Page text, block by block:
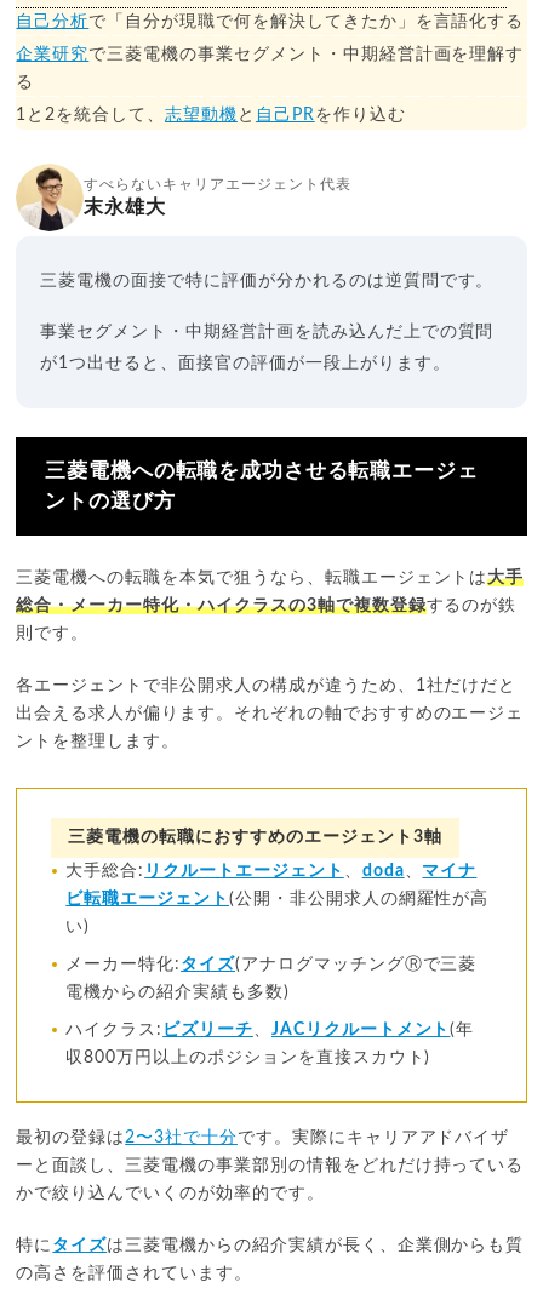
自己分析で「自分が現職で何を解決してきたか」を言語化する
企業研究で三菱電機の事業セグメント・中期経営計画を理解す
る
1と2を統合して、志望動機 と 自己PRを作り込む
すべらないキャリアエージェント代表
末永雄大
三菱電機の面接で特に評価が分かれるのは逆質問です。
事業セグメント・中期経営計画を読み込んだ上での質問
が1つ出せると、面接官の評価が一段上がります。
三菱電機への転職を成功させる転職エージェ
ントの選び方
三菱電機への転職を本気で狙うなら、転職エージェントは大手
総合・メーカー特化・ハイクラスの3軸で複数登録するのが鉄
則です。
各エージェントで非公開求人の構成が違うため、1社だけだと
出会える求人が偏ります。それぞれの軸でおすすめのエージェ
ントを整理します。
三菱電機の転職におすすめのエージェント3軸
大手総合: リクルートエージェント 、 doda、 マイナ
ビ転職エージェント (公開・非公開求人の網羅性が高
い)
メーカー特化: タイズ(アナログマッチングⓇで三菱
電機からの紹介実績も多数)
ハイクラス: ビズリーチ、 JACリクルートメント(年
収800万円以上のポジションを直接スカウト)
最初の登録は2〜3社で十分です。実際にキャリアアドバイザ
ーと面談し、三菱電機の事業部別の情報をどれだけ持っている
かで絞り込んでいくのが効率的です。
特に タイズは三菱電機からの紹介実績が長く、企業側からも質
の高さを評価されています。